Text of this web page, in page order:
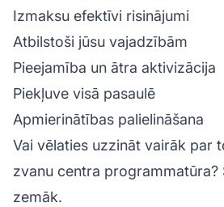
Izmaksu efektīvi risinājumi
Atbilstoši jūsu vajadzībām
Pieejamība un ātra aktivizācija
Piekļuve visā pasaulē
Apmierinātības palielināšana
Vai vēlaties uzzināt vairāk par
zvanu centra programmatūra?
zemāk.